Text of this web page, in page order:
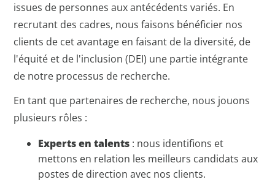
issues de personnes aux antécédents variés. En
recrutant des cadres, nous faisons bénéficier nos
clients de cet avantage en faisant de la diversité, de
l'équité et de l'inclusion (DEI) une partie intégrante
de notre processus de recherche.
En tant que partenaires de recherche, nous jouons
plusieurs rôles :
Experts en talents : nous identifions et
mettons en relation les meilleurs candidats aux
postes de direction avec nos clients.